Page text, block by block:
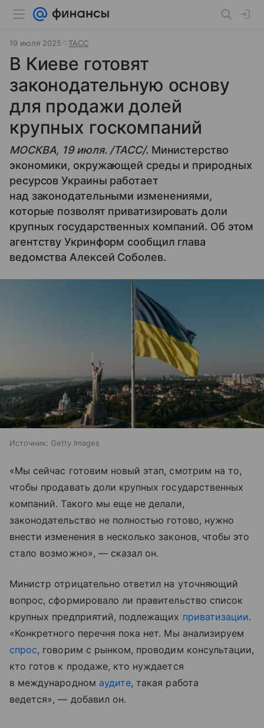
19 июля 2025 ТАСС
В Киеве готовят
законодательную основу
для продажи долей
крупных госкомпаний
МОСКВА, 19 июля. /ТАСС/. Министерство
экономики, окружающей среды и природных
ресурсов Украины работает
над законодательными изменениями,
которые позволят приватизировать доли
крупных государственных компаний. Об этом
агентству Укринформ сообщил глава
ведомства Алексей Соболев.
Источник: Getty Images
«Мы сейчас готовим новый этап, смотрим на то,
чтобы продавать доли крупных государственных
компаний. Такого мы еще не делали,
законодательство не полностью готово, нужно
внести изменения в несколько законов, чтобы это
стало возможно», — сказал он.
Министр отрицательно ответил на уточняющий
вопрос, сформировало ли правительство список
крупных предприятий, подлежащих приватизации.
«Конкретного перечня пока нет. Мы анализируем
спрос, говорим с рынком, проводим консультации,
кто готов к продаже, кто нуждается
в международном аудите, такая работа
ведется», — добавил он.